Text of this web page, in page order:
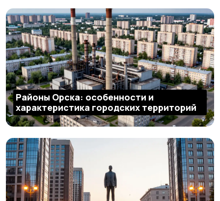
Районы Орска: особенности и
характеристика городских территорий